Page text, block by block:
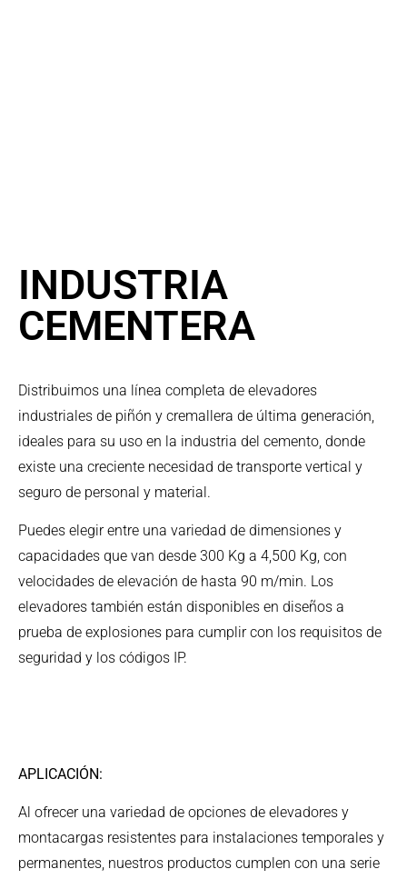
INDUSTRIA
CEMENTERA
Distribuimos una línea completa de elevadores
industriales de piñón y cremallera de última generación,
ideales para su uso en la industria del cemento, donde
existe una creciente necesidad de transporte vertical y
seguro de personal y material.
Puedes elegir entre una variedad de dimensiones y
capacidades que van desde 300 Kg a 4,500 Kg, con
velocidades de elevación de hasta 90 m/min. Los
elevadores también están disponibles en diseños a
prueba de explosiones para cumplir con los requisitos de
seguridad y los códigos IP.​
APLICACIÓN:
Al ofrecer una variedad de opciones de elevadores y
montacargas resistentes para instalaciones temporales y
permanentes, nuestros productos cumplen con una serie